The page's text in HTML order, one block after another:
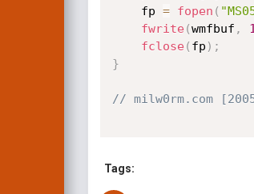
	fp
= fopen (
fwrite(wmfbuf , 1
fclose( fp ) ;
}
// milw0rm.com
Tags: